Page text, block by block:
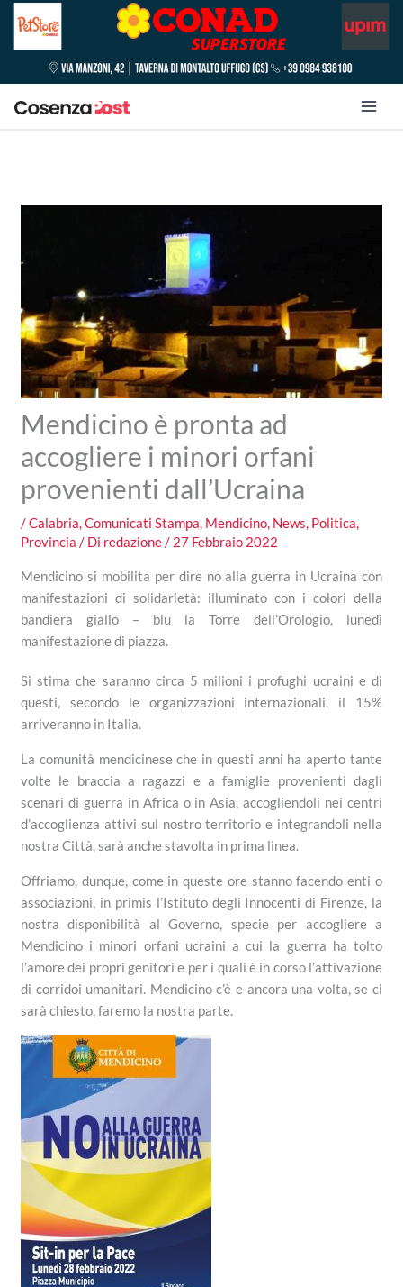
Mendicino è pronta ad
accogliere i minori orfani
provenienti dall’Ucraina
/Calabria,Comunicati Stampa, Mendicino, News, Politica,
Provincia / Di redazione/ 27 Febbraio 2022
Mendicino si mobilita per dire no alla guerra in Ucraina con
manifestazioni di solidarietà: illuminato con i colori della
bandiera giallo – blu la Torre dell’Orologio, lunedì
manifestazione di piazza.
Si stima che saranno circa 5 milioni i profughi ucraini e di
questi, secondo le organizzazioni internazionali, il 15%
arriveranno in Italia.
La comunità mendicinese che in questi anni ha aperto tante
volte le braccia a ragazzi e a famiglie provenienti dagli
scenari di guerra in Africa o in Asia, accogliendoli nei centri
d’accoglienza attivi sul nostro territorio e integrandoli nella
nostra Città, sarà anche stavolta in prima linea.
Offriamo, dunque, come in queste ore stanno facendo enti o
associazioni, in primis l’Istituto degli Innocenti di Firenze, la
nostra disponibilità al Governo, specie per accogliere a
Mendicino i minori orfani ucraini a cui la guerra ha tolto
l’amore dei propri genitori e per i quali è in corso l’attivazione
di corridoi umanitari. Mendicino c’è e ancora una volta, se ci
sarà chiesto, faremo la nostra parte.